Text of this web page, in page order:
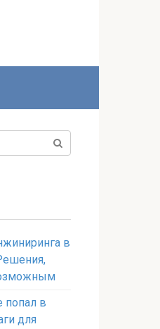
в
попал в
для